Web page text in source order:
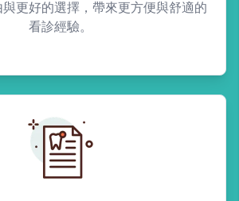
更好的選擇，帶來更方便與舒適的
看診經驗。